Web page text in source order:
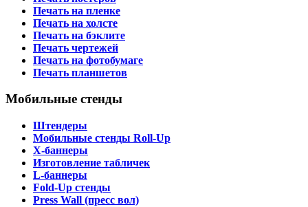
Печать на пленке
Печать на холсте
Печать на бэклите
Печать чертежей
Печать на фотобумаге
Печать планшетов
Мобильные стенды
Штендеры
Мобильные стенды Roll-Up
X-баннеры
Изготовление табличек
L-баннеры
Fold-Up стенды
Press Wall (пресс вол)